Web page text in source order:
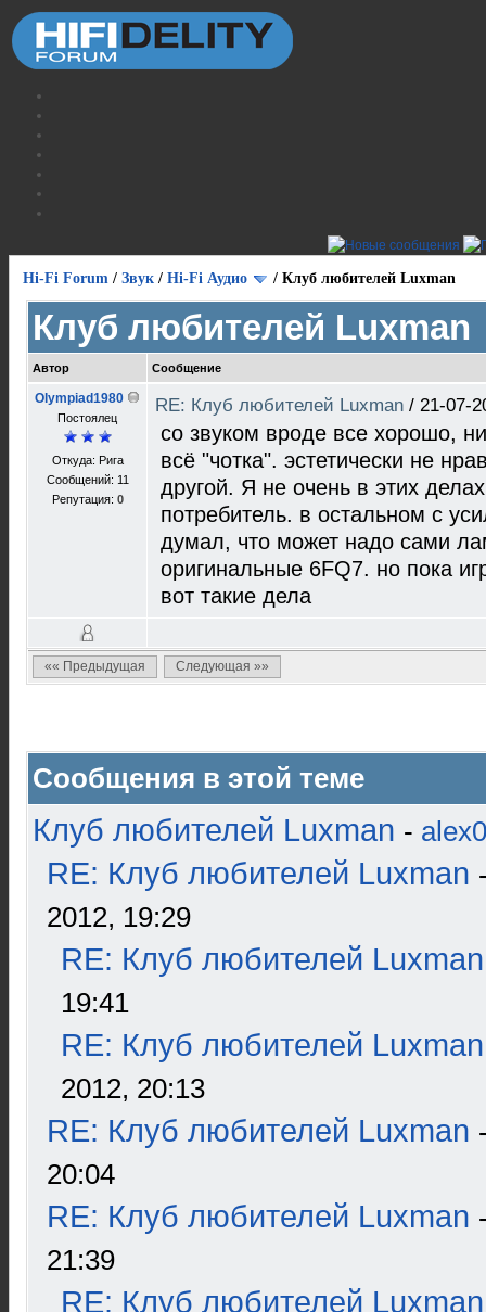
Hi-Fi Forum / Звук / Hi-Fi Аудио / Клуб любителей Luxman
Клуб любителей Luxman
Автор Сообщение
Olympiad1980
Постоялец
Откуда: Рига
Сообщений: 11
Репутация: 0
RE: Клуб любителей Luxman / 21-07-
со звуком вроде все хорошо,
всё "чотка". эстетически не
другой. Я не очень в этих
потребитель. в остальном с
думал, что может надо сами
оригинальные 6FQ7. но пока
вот такие дела
«« Предыдущая Следующая »»
Сообщения в этой теме
Клуб любителей Luxman -
RE: Клуб любителей Luxman
2012, 19:29
RE: Клуб любителей Luxman
19:41
RE: Клуб любителей Luxman
2012, 20:13
RE: Клуб любителей Luxman
20:04
RE: Клуб любителей Luxman
21:39
RE: Клуб любителей Luxman